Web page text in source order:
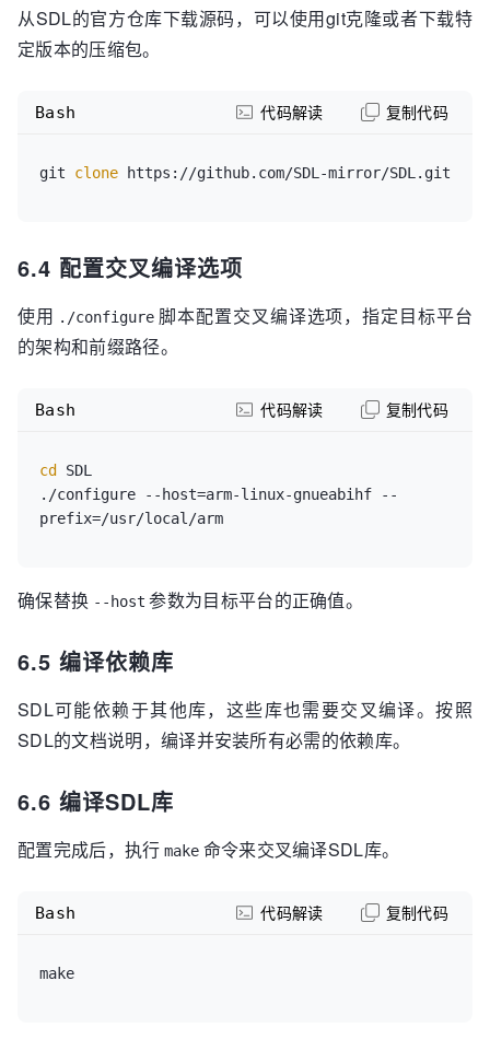
从SDL的官方仓库下载源码，可以使用git克隆或者下载特
定版本的压缩包。
git clone
Bash 代码解读 复制代码
6.4 配置交叉编译选项
使用 ./configure 脚本配置交叉编译选项，指定目标平台
的架构和前缀路径。
cd
SDL
./configure --host=arm-linux-gnueabihf --
Bash 代码解读 复制代码
确保替换 --host 参数为目标平台的正确值。
6.5 编译依赖库
SDL可能依赖于其他库，这些库也需要交叉编译。按照
SDL的文档说明，编译并安装所有必需的依赖库。
6.6 编译SDL库
配置完成后，执行 make 命令来交叉编译SDL库。
Bash 代码解读 复制代码